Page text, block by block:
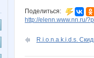
Поделиться:
http://elenn.www.nn.ru/
R.i.o.n.a.k.i.d.s.